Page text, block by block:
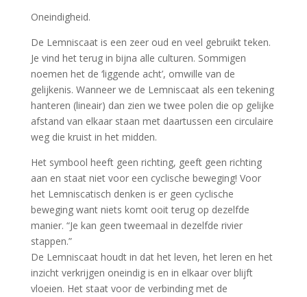
Oneindigheid.
De Lemniscaat is een zeer oud en veel gebruikt teken.
Je vind het terug in bijna alle culturen. Sommigen
noemen het de ‘liggende acht’, omwille van de
gelijkenis. Wanneer we de Lemniscaat als een tekening
hanteren (lineair) dan zien we twee polen die op gelijke
afstand van elkaar staan met daartussen een circulaire
weg die kruist in het midden.
Het symbool heeft geen richting, geeft geen richting
aan en staat niet voor een cyclische beweging! Voor
het Lemniscatisch denken is er geen cyclische
beweging want niets komt ooit terug op dezelfde
manier. “Je kan geen tweemaal in dezelfde rivier
stappen.”
De Lemniscaat houdt in dat het leven, het leren en het
inzicht verkrijgen oneindig is en in elkaar over blijft
vloeien. Het staat voor de verbinding met de